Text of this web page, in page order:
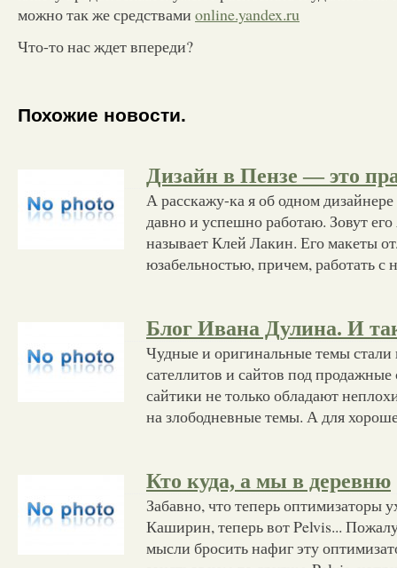
можно так же средствами online.yandex.ru
Что-то нас ждет впереди?
Похожие новости.
Дизайн в Пензе — это
А расскажу-ка я об одном
давно и успешно работаю. Зовут
называет Клей Лакин. Его макеты
юзабельностью, причем, работать с
Блог Ивана Дулина. И
Чудные и оригинальные темы
сателлитов и сайтов под
сайтики не только обладают
на злободневные темы. А для
Кто куда, а мы в деревню
Забавно, что теперь оптимизаторы
Каширин, теперь вот Pelvis...
мысли бросить нафиг эту